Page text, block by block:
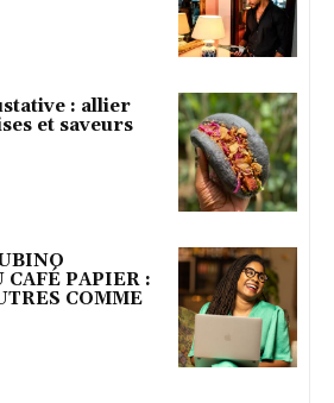
: allier
et saveurs
CAFÉ PAPIER :
COMME